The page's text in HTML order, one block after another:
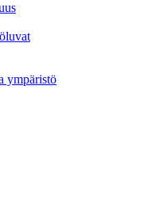
ympäristö